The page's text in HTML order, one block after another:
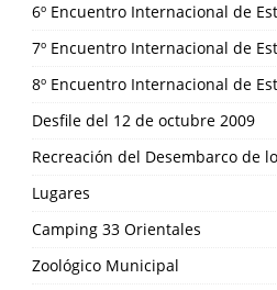
6º Encuentro Internacional de
7º Encuentro Internacional de
8º Encuentro Internacional de
Desfile del 12 de octubre 2009
Recreación del Desembarco de
Lugares
Camping 33 Orientales
Zoológico Municipal